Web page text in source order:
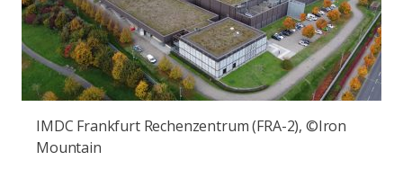
IMDC Frankfurt Rechenzentrum (FRA-2), ©Iron
Mountain